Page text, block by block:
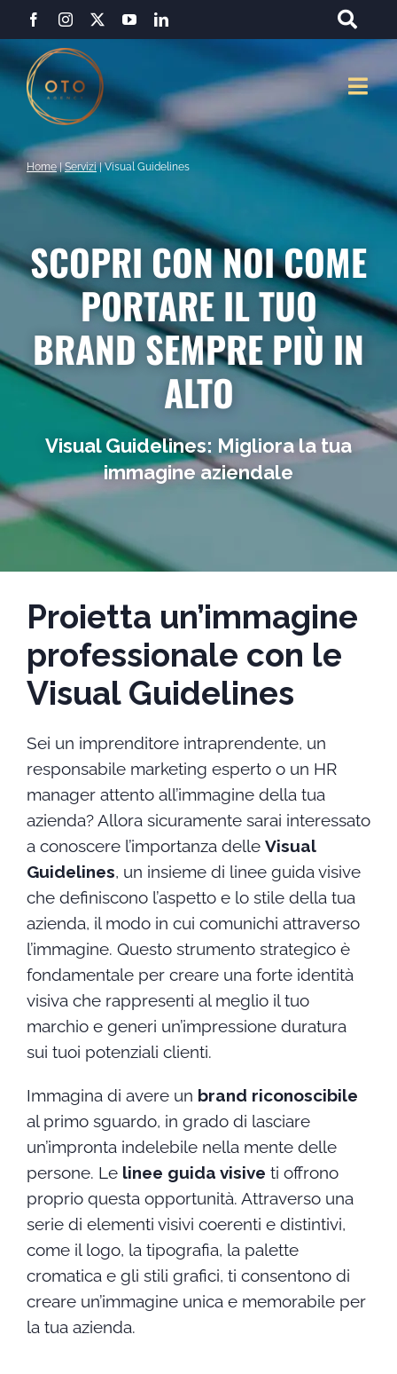
Salta
al
contenuto
Home|Servizi|Visual Guidelines
SCOPRI CON NOI COME
PORTARE IL TUO
BRAND SEMPRE PIÙ IN
ALTO
Visual Guidelines: Migliora la tua
immagine aziendale
Proietta un’immagine
professionale con le
Visual Guidelines
Sei un imprenditore intraprendente, un
responsabile marketing esperto o un HR
manager attento all’immagine della tua
azienda? Allora sicuramente sarai interessato
a conoscere l’importanza delle Visual
Guidelines, un insieme di linee guida visive
che definiscono l’aspetto e lo stile della tua
azienda, il modo in cui comunichi attraverso
l’immagine. Questo strumento strategico è
fondamentale per creare una forte identità
visiva che rappresenti al meglio il tuo
marchio e generi un’impressione duratura
sui tuoi potenziali clienti.
Immagina di avere un brand riconoscibile
al primo sguardo, in grado di lasciare
un’impronta indelebile nella mente delle
persone. Le linee guida visive ti offrono
proprio questa opportunità. Attraverso una
serie di elementi visivi coerenti e distintivi,
come il logo, la tipografia, la palette
cromatica e gli stili grafici, ti consentono di
creare un’immagine unica e memorabile per
la tua azienda.